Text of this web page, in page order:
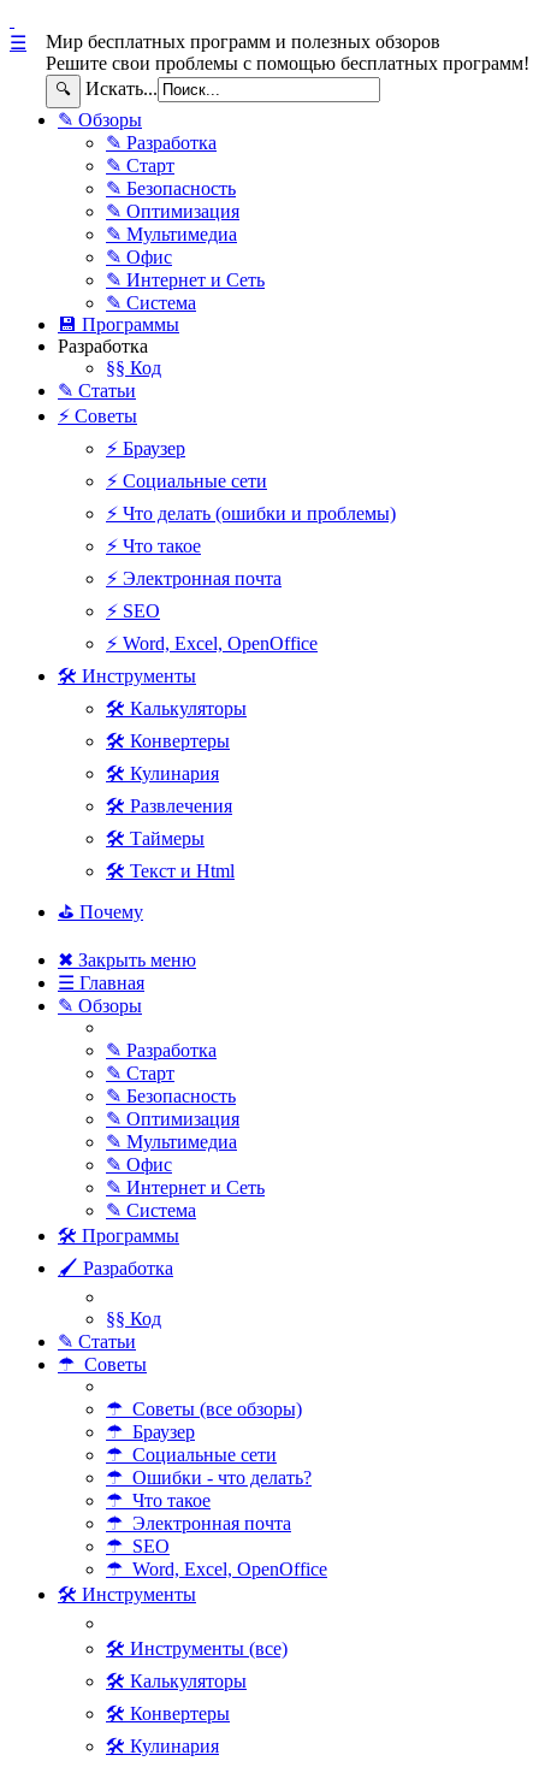
Мир бесплатных программ и полезных обзоров
Решите свои проблемы с помощью бесплатных программ!
🔍 Искать...
☰
✎ Обзоры
✎ Разработка
✎ Старт
✎ Безопасность
✎ Оптимизация
✎ Мультимедиа
✎ Офис
✎ Интернет и Сеть
✎ Система
💾 Программы
Разработка
§§ Код
✎ Статьи
⚡ Советы
⚡ Браузер
⚡ Социальные сети
⚡ Что делать (ошибки и проблемы)
⚡ Что такое
⚡ Электронная почта
⚡ SEO
⚡ Word, Excel, OpenOffice
🛠 Инструменты
🛠 Калькуляторы
🛠 Конвертеры
🛠 Кулинария
🛠 Развлечения
🛠 Таймеры
🛠 Текст и Html
⛳ Почему
✖ Закрыть меню
☰ Главная
✎ Обзоры
✎ Разработка
✎ Старт
✎ Безопасность
✎ Оптимизация
✎ Мультимедиа
✎ Офис
✎ Интернет и Сеть
✎ Система
🛠 Программы
🖌 Разработка
§§ Код
✎ Статьи
☂ Советы
☂ Советы (все обзоры)
☂ Браузер
☂ Социальные сети
☂ Ошибки - что делать?
☂ Что такое
☂ Электронная почта
☂ SEO
☂ Word, Excel, OpenOffice
🛠 Инструменты
🛠 Инструменты (все)
🛠 Калькуляторы
🛠 Конвертеры
🛠 Кулинария